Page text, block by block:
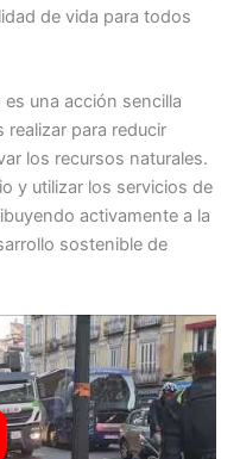
de vida para todos
es una acción sencilla
para reducir
los recursos naturales.
y utilizar los servicios de
activamente a la
sostenible de